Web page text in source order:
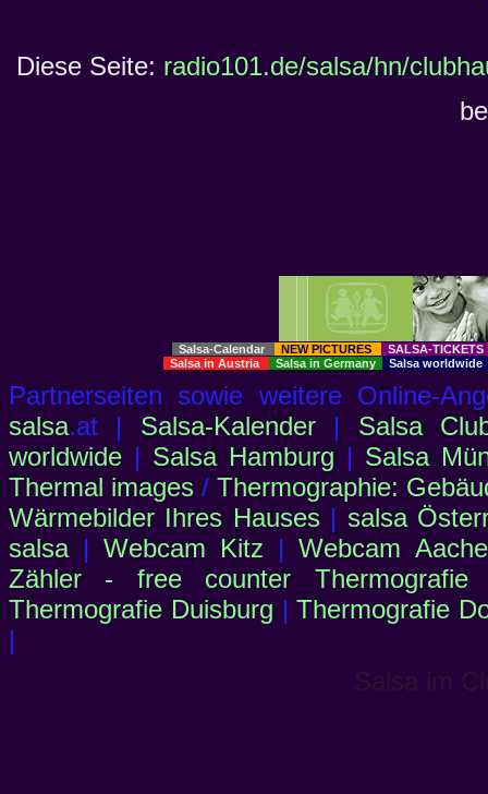
Diese Seite: radio101.de/salsa/hn/
Salsa-Calendar NEW PICTURES
SALSA-
Salsa in Austria
Salsa in Germany Salsa worldwide
Partnerseiten sowie weitere Online-
salsa.at | Salsa-Kalender| Salsa
worldwide | Salsa Hamburg | Salsa
Thermal images / Thermographie:
Wärmebilder Ihres Hauses| salsa
salsa|Webcam Kitz |Webcam
Zähler - free counter Thermografie
Thermografie Duisburg |Thermografie
|